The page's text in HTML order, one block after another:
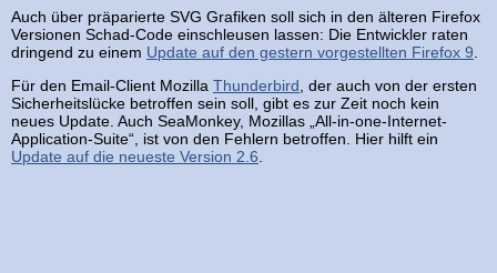
Auch über präparierte SVG Grafiken soll sich in den älteren Firefox
Versionen Schad-Code einschleusen lassen: Die Entwickler raten
dringend zu einem Update auf den gestern vorgestellten Firefox 9
Für den Email-Client Mozilla Thunderbird , der auch von der ersten
Sicherheitslücke betroffen sein soll, gibt es zur Zeit noch kein
neues Update. Auch SeaMonkey, Mozillas „All-in-one-Internet-
Application-Suite“, ist von den Fehlern betroffen. Hier hilft ein
Update auf die neueste Version 2.6